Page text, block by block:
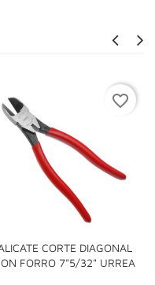
CORTE DIAGONAL
FORRO 7"5/32" URREA
favorite_border